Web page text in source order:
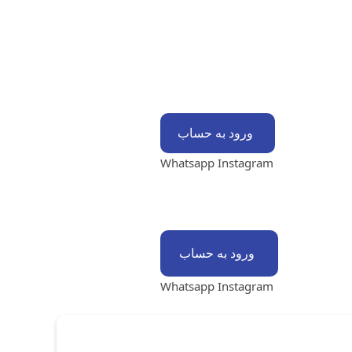
ورود به حساب
Whatsapp Instagram
ورود به حساب
Whatsapp Instagram